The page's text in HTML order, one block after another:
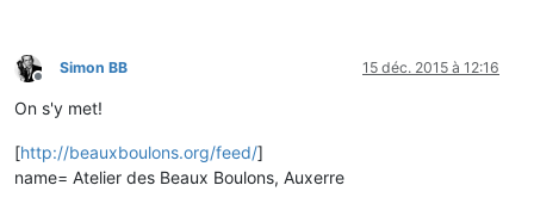
Hors-ligne
Simon BB 15 déc. 2015 à 12:16
On s'y met!
[http://beauxboulons.org/feed/]
name= Atelier des Beaux Boulons, Auxerre